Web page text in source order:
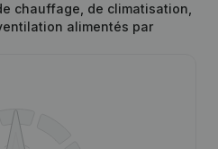
chauffage, de climatisation,
alimentés par